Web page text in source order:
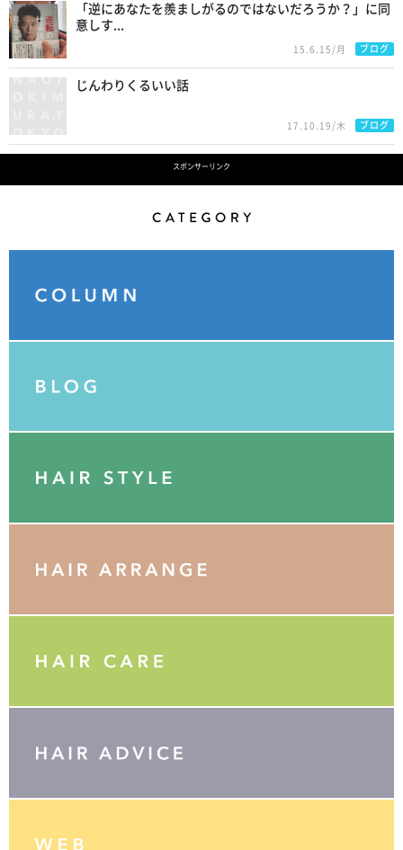
「逆にあなたを羨ましがるのではないだろうか？」に同
意しす...
15.6.15/月 ブログ
じんわりくるいい話
17.10.19/木 ブログ
スポンサーリンク